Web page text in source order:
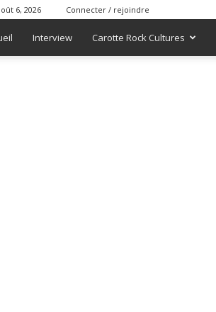
6, 2026 Connecter / rejoindre
Interview Carotte Rock Cultures